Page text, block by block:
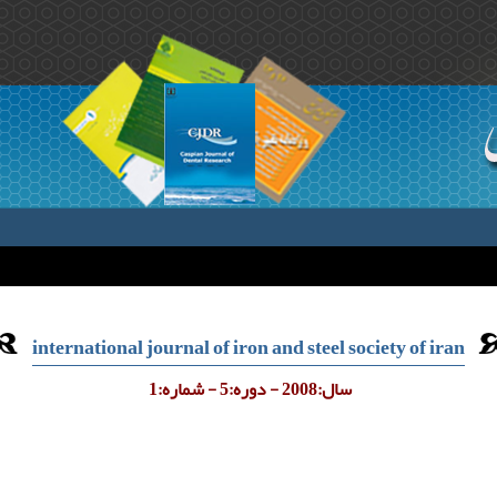
international journal of iron and steel society of iran
سال:2008 - دوره:5 - شماره:1